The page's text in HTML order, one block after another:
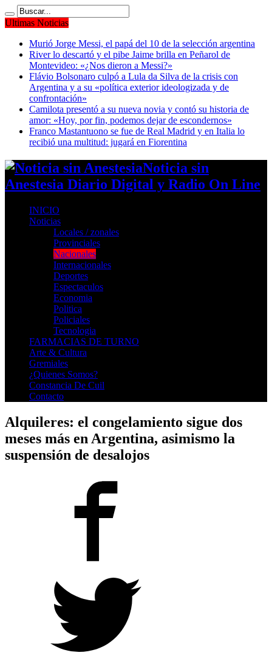
Ultimas Noticias
Murió Jorge Messi, el papá del 10 de la selección argentina
River lo descartó y el pibe Jaime brilla en Peñarol de
Montevideo: «¿Nos dieron a Messi?»
Flávio Bolsonaro culpó a Lula da Silva de la crisis con
Argentina y a su «política exterior ideologizada y de
confrontación»
Camilota presentó a su nueva novia y contó su historia de
amor: «Hoy, por fin, podemos dejar de escondernos»
Franco Mastantuono se fue de Real Madrid y en Italia lo
recibió una multitud: jugará en Fiorentina
Noticia sin
Anestesia Diario Digital y Radio On Line
INICIO
Noticias
Locales / zonales
Provinciales
Nacionales
Internacionales
Deportes
Espectaculos
Economia
Politica
Policiales
Tecnologia
FARMACIAS DE TURNO
Arte & Cultura
Gremiales
¿Quienes Somos?
Constancia De Cuil
Contacto
Alquileres: el congelamiento sigue dos
meses más en Argentina, asimismo la
suspensión de desalojos